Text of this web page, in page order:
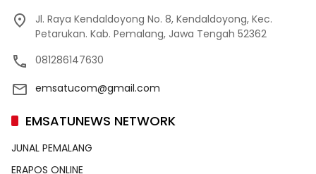
Jl. Raya Kendaldoyong No. 8, Kendaldoyong, Kec.
Petarukan. Kab. Pemalang, Jawa Tengah 52362
081286147630
emsatucom@gmail.com
EMSATUNEWS NETWORK
JUNAL PEMALANG
ERAPOS ONLINE